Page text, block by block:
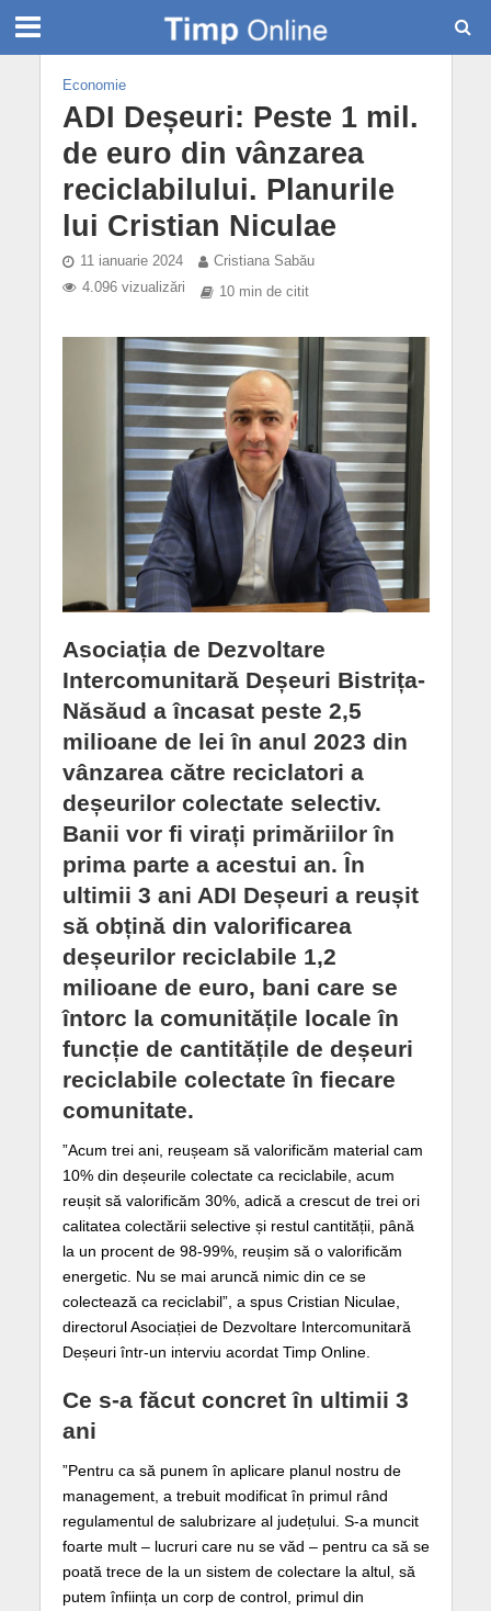
Economie
ADI Deșeuri: Peste 1 mil.
de euro din vânzarea
reciclabilului. Planurile
lui Cristian Niculae
11 ianuarie 2024
Cristiana Sabău
4.096 vizualizări
10 min de citit
Asociația de Dezvoltare
Intercomunitară Deșeuri Bistrița-
Năsăud a încasat peste 2,5
milioane de lei în anul 2023 din
vânzarea către reciclatori a
deșeurilor colectate selectiv.
Banii vor fi virați primăriilor în
prima parte a acestui an. În
ultimii 3 ani ADI Deșeuri a reușit
să obțină din valorificarea
deșeurilor reciclabile 1,2
milioane de euro, bani care se
întorc la comunitățile locale în
funcție de cantitățile de deșeuri
reciclabile colectate în fiecare
comunitate.
”Acum trei ani, reușeam să valorificăm material cam
10% din deșeurile colectate ca reciclabile, acum
reușit să valorificăm 30%, adică a crescut de trei ori
calitatea colectării selective și restul cantității, până
la un procent de 98-99%, reușim să o valorificăm
energetic. Nu se mai aruncă nimic din ce se
colectează ca reciclabil”, a spus Cristian Niculae,
directorul Asociației de Dezvoltare Intercomunitară
Deșeuri într-un interviu acordat Timp Online.
Ce s-a făcut concret în ultimii 3
ani
”Pentru ca să punem în aplicare planul nostru de
management, a trebuit modificat în primul rând
regulamentul de salubrizare al județului. S-a muncit
foarte mult – lucruri care nu se văd – pentru ca să se
poată trece de la un sistem de colectare la altul, să
putem înființa un corp de control, primul din